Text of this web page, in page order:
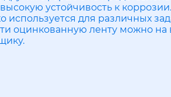
устойчивость к
для различных
оцинкованную ленту можно на